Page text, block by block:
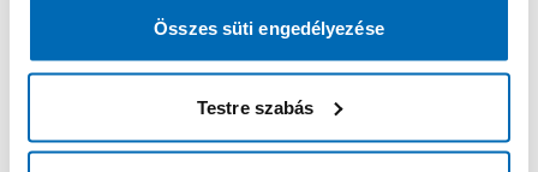
Összes süti engedélyezése
Testre szabás